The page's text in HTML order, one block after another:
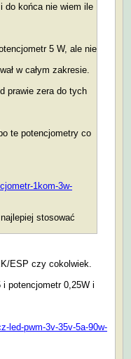
do końca nie wiem ile
5 W, ale nie
w całym zakresie.
prawie zera do tych
te potencjometry co
1kom-3w-
stosować
ESP czy cokolwiek.
potencjometr 0,25W i
led-pwm-3v-35v-5a-90w-